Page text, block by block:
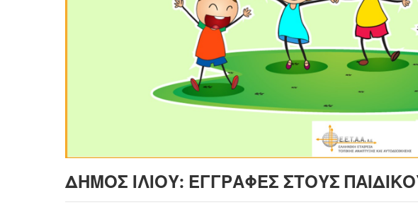
ΔΉΜΟΣ ΙΛΊΟΥ: ΕΓΓΡΑΦΈΣ ΣΤΟΥΣ